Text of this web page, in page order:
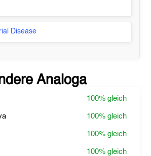
Disease
Analoga
100% gleich
100% gleich
100% gleich
100% gleich